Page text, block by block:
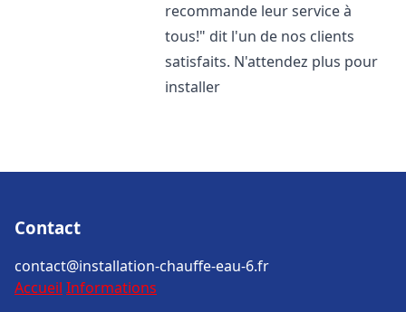
recommande leur service à
tous!" dit l'un de nos clients
satisfaits. N'attendez plus pour
installer
Contact
contact@installation-chauffe-eau-6.fr
Accueil Informations